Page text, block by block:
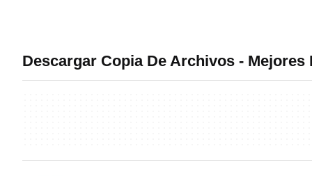
Descargar Copia De Archivos -